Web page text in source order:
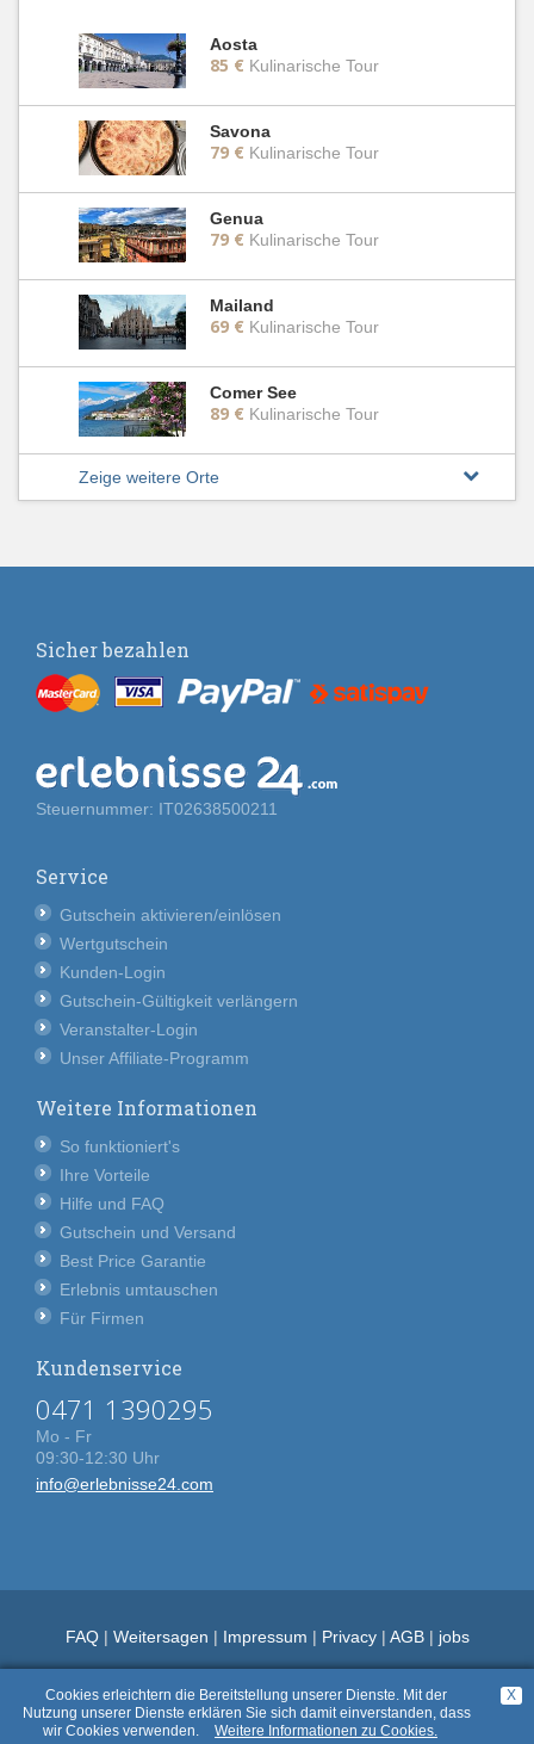
Aosta
85 € Kulinarische Tour
Savona
79 € Kulinarische Tour
Genua
79 € Kulinarische Tour
Mailand
69 € Kulinarische Tour
Comer See
89 € Kulinarische Tour
Zeige weitere Orte
Sicher bezahlen
Steuernummer: IT02638500211
Service
Gutschein aktivieren/einlösen
Wertgutschein
Kunden-Login
Gutschein-Gültigkeit verlängern
Veranstalter-Login
Unser Affiliate-Programm
Weitere Informationen
So funktioniert's
Ihre Vorteile
Hilfe und FAQ
Gutschein und Versand
Best Price Garantie
Erlebnis umtauschen
Für Firmen
Kundenservice
0471 1390295
Mo - Fr
09:30-12:30 Uhr
info@erlebnisse24.com
FAQ| Weitersagen | Impressum | Privacy| AGB| jobs
X
Cookies erleichtern die Bereitstellung unserer Dienste. Mit der
Nutzung unserer Dienste erklären Sie sich damit einverstanden, dass
wir Cookies verwenden.
Weitere Informationen zu Cookies.